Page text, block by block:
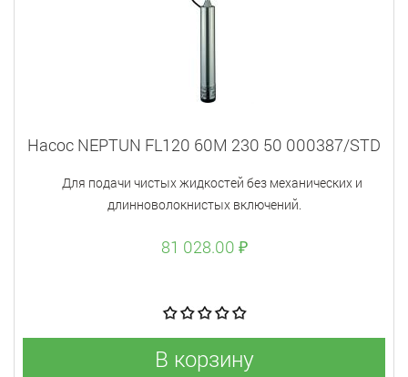
Насос NEPTUN FL120 60M 230 50 000387/STD
Для подачи чистых жидкостей без механических и
длинноволокнистых включений.
81 028.00 ₽
В корзину